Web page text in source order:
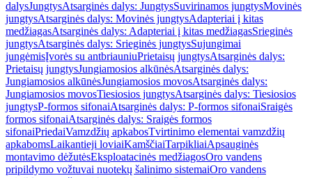
dalysJungtysAtsarginės dalys: JungtysSuvirinamos jungtysMovinės
jungtysAtsarginės dalys: Movinės jungtysAdapteriai į kitas
medžiagasAtsarginės dalys: Adapteriai į kitas medžiagasSrieginės
jungtysAtsarginės dalys: Srieginės jungtysSujungimai
jungėmisĮvorės su antbriauniuPrietaisų jungtysAtsarginės dalys:
Prietaisų jungtysJungiamosios alkūnėsAtsarginės dalys:
Jungiamosios alkūnėsJungiamosios movosAtsarginės dalys:
Jungiamosios movosTiesiosios jungtysAtsarginės dalys: Tiesiosios
jungtysP-formos sifonaiAtsarginės dalys: P-formos sifonaiSraigės
formos sifonaiAtsarginės dalys: Sraigės formos
sifonaiPriedaiVamzdžių apkabosTvirtinimo elementai vamzdžių
apkabomsLaikantieji loviaiKamščiaiTarpikliaiApsauginės
montavimo dėžutėsEksploatacinės medžiagosOro vandens
pripildymo vožtuvai nuotekų šalinimo sistemaiOro vandens